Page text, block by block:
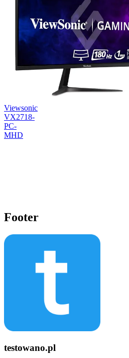
Viewsonic
VX2718-
PC-
MHD
Footer
testowano.pl